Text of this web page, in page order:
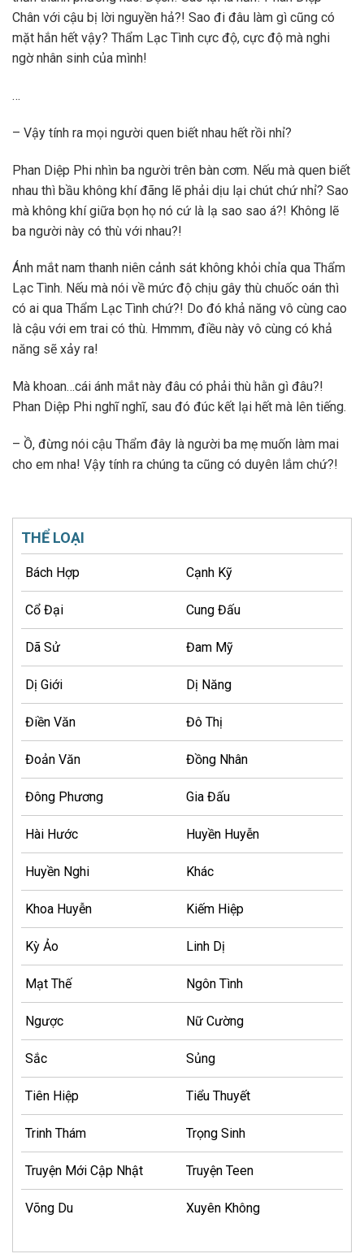
Chân với cậu bị lời nguyền hả?! Sao đi đâu làm gì cũng có
mặt hắn hết vậy? Thẩm Lạc Tình cực độ, cực độ mà nghi
ngờ nhân sinh của mình!
…
– Vậy tính ra mọi người quen biết nhau hết rồi nhỉ?
Phan Diệp Phi nhìn ba người trên bàn cơm. Nếu mà quen biết
nhau thì bầu không khí đãng lẽ phải dịu lại chút chứ nhỉ? Sao
mà không khí giữa bọn họ nó cứ là lạ sao sao á?! Không lẽ
ba người này có thù với nhau?!
Ánh mắt nam thanh niên cảnh sát không khỏi chỉa qua Thẩm
Lạc Tình. Nếu mà nói về mức độ chịu gây thù chuốc oán thì
có ai qua Thẩm Lạc Tình chứ?! Do đó khả năng vô cùng cao
là cậu với em trai có thù. Hmmm, điều này vô cùng có khả
năng sẽ xảy ra!
Mà khoan…cái ánh mắt này đâu có phải thù hằn gì đâu?!
Phan Diệp Phi nghĩ nghĩ, sau đó đúc kết lại hết mà lên tiếng.
– Ồ, đừng nói cậu Thẩm đây là người ba mẹ muốn làm mai
cho em nha! Vậy tính ra chúng ta cũng có duyên lắm chứ?!
THỂ LOẠI
Bách Hợp Cạnh Kỹ
Cổ Đại Cung Đấu
Dã Sử Đam Mỹ
Dị Giới Dị Năng
Điền Văn Đô Thị
Đoản Văn Đồng Nhân
Đông Phương Gia Đấu
Hài Hước Huyền Huyễn
Huyền Nghi Khác
Khoa Huyễn Kiếm Hiệp
Kỳ Ảo Linh Dị
Mạt Thế Ngôn Tình
Ngược Nữ Cường
Sắc Sủng
Tiên Hiệp Tiểu Thuyết
Trinh Thám Trọng Sinh
Truyện Mới Cập Nhật Truyện Teen
Võng Du Xuyên Không